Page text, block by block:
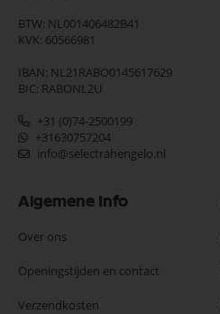
BTW: NL001406482B41
KVK: 60566981
IBAN: NL21RABO0145617629
BIC: RABONL2U
+31 (0)74-2500199
+31630757204
info@selectrahengelo.nl
Algemene Info
Over ons
Openingstijden en contact
Verzendkosten